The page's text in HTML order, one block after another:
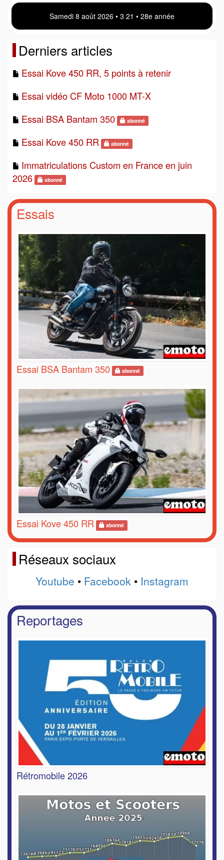
Samedi 8 août 2026 • 3:21 • 28e année
Derniers articles
Essai Kove 450 RR, 5 points à retenir
Essai vidéo CF Moto 1000 MT-X
Essai BSA Bantam 350
abonné
Essai Kove 450 RR abonné
Immatriculations Custom en France en juin
2026
abonné
Essais
Essai BSA Bantam 350 abonné
Essai Kove 450 RR abonné
Réseaux sociaux
Youtube • Facebook • Instagram
Reportages
Rétromobile 2026